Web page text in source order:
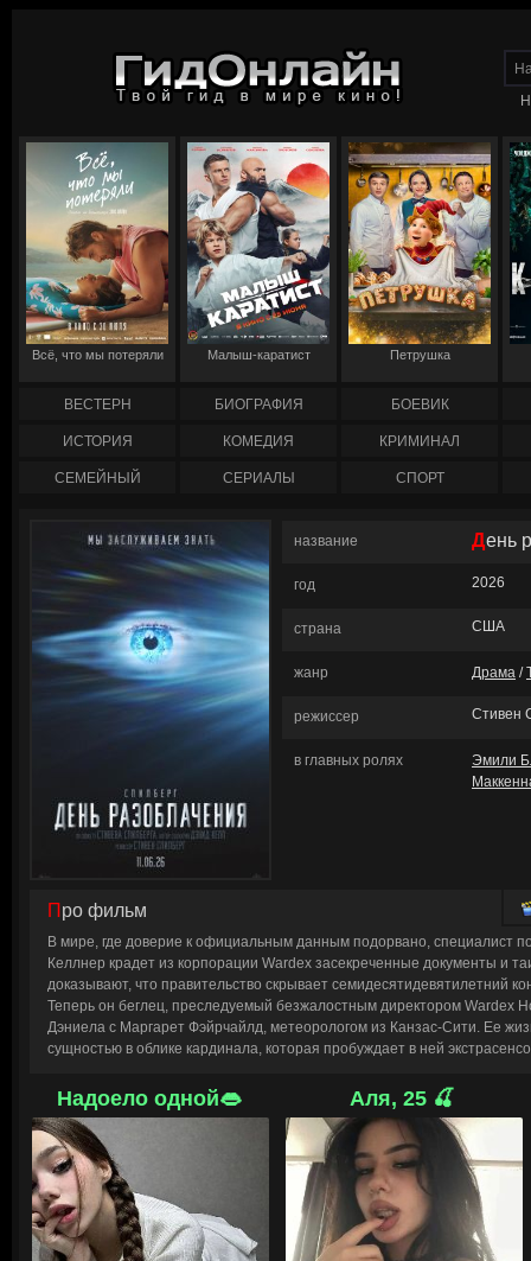
Всё, что мы потеряли Малыш-каратист Петрушка
ВЕСТЕРН БИОГРАФИЯ БОЕВИК
ИСТОРИЯ КОМЕДИЯ КРИМИНАЛ
СЕМЕЙНЫЙ СЕРИАЛЫ СПОРТ
название День
год 2026
страна США
жанр Драма /
режиссер Стивен
в главных ролях
Эмили
Про фильм
В мире, где доверие к официальным данным подорвано, специалист
Келлнер крадет из корпорации Wardex засекреченные документы и
доказывают, что правительство скрывает семидесятидевятилетний
Теперь он беглец, преследуемый безжалостным директором Wardex
Дэниела с Маргарет Фэйрчайлд, метеорологом из Канзас-Сити. Ее
сущностью в облике кардинала, которая пробуждает в ней
Объединившись с бывшим коллегой Дэниела Хьюго Уэйкфилдом,
решают обнародовать шокирующие факты. Их цель — раскрыть миру
показать, что правительство годами использовало их технологии для
финале, после публикации секретных архивов, в студию привозят
обращается к человечеству с посланием. © ГидОнлайн
Надоело одной👄 Аля, 25 🍒